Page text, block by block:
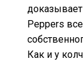
доказывает
Peppers
Как и у